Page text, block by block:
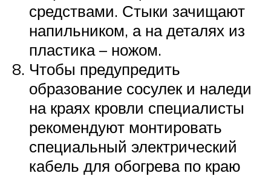
средствами. Стыки зачищают
напильником, а на деталях из
пластика – ножом.
Чтобы предупредить
образование сосулек и наледи
на краях кровли специалисты
рекомендуют монтировать
специальный электрический
кабель для обогрева по краю